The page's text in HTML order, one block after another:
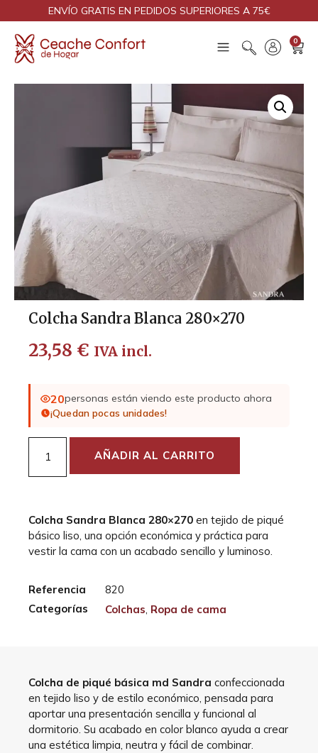
ENVÍO GRATIS EN PEDIDOS SUPERIORES A 75€
0
Colcha Sandra Blanca 280×270
23,58 € IVA incl.
20personas están viendo este producto ahora
¡Quedan pocas unidades!
AÑADIR AL CARRITO
Colcha Sandra Blanca 280×270 en tejido de piqué
básico liso, una opción económica y práctica para
vestir la cama con un acabado sencillo y luminoso.
Referencia
820
Categorías
Colchas, Ropa de cama
Colcha de piqué básica md Sandra confeccionada
en tejido liso y de estilo económico, pensada para
aportar una presentación sencilla y funcional al
dormitorio. Su acabado en color blanco ayuda a crear
una estética limpia, neutra y fácil de combinar.